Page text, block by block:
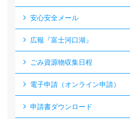
安心安全メール
広報『富士河口湖』
ごみ資源物収集日程
電子申請（オンライン申請）
申請書ダウンロード